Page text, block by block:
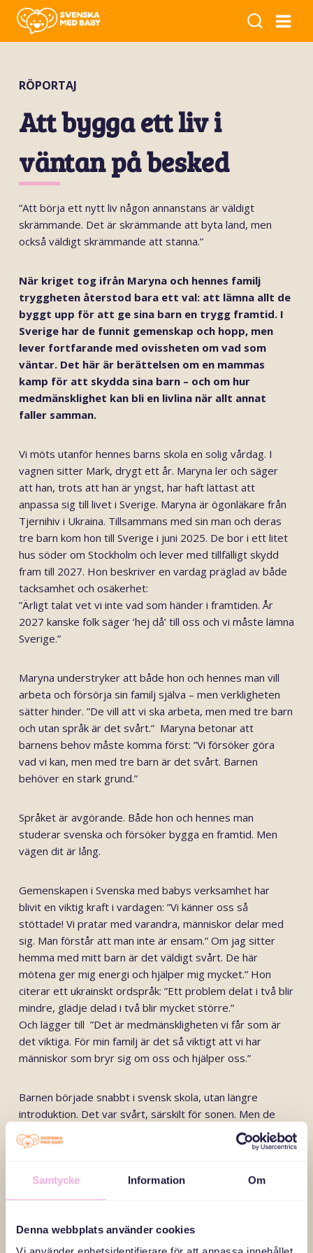
Samtycke Information Om
Denna webbplats använder cookies
RÖPORTAJ
Att bygga ett liv i
väntan på besked
”Att börja ett nytt liv någon annanstans är väldigt
skrämmande. Det är skrämmande att byta land, men
också väldigt skrämmande att stanna.”
När kriget tog ifrån Maryna och hennes familj
tryggheten återstod bara ett val: att lämna allt de
byggt upp för att ge sina barn en trygg framtid. I
Sverige har de funnit gemenskap och hopp, men
lever fortfarande med ovissheten om vad som
väntar. Det här är berättelsen om en mammas
kamp för att skydda sina barn – och om hur
medmänsklighet kan bli en livlina när allt annat
faller samman.
Vi möts utanför hennes barns skola en solig vårdag. I
vagnen sitter Mark, drygt ett år. Maryna ler och säger
att han, trots att han är yngst, har haft lättast att
anpassa sig till livet i Sverige. Maryna är ögonläkare från
Tjernihiv i Ukraina. Tillsammans med sin man och deras
tre barn kom hon till Sverige i juni 2025. De bor i ett litet
hus söder om Stockholm och lever med tillfälligt skydd
fram till 2027. Hon beskriver en vardag präglad av både
tacksamhet och osäkerhet:
”Ärligt talat vet vi inte vad som händer i framtiden. År
2027 kanske folk säger ’hej då’ till oss och vi måste lämna
Sverige.”
Maryna understryker att både hon och hennes man vill
arbeta och försörja sin familj själva – men verkligheten
sätter hinder. ”De vill att vi ska arbeta, men med tre barn
och utan språk är det svårt.” Maryna betonar att
barnens behov måste komma först: ”Vi försöker göra
vad vi kan, men med tre barn är det svårt. Barnen
behöver en stark grund.”
Språket är avgörande. Både hon och hennes man
studerar svenska och försöker bygga en framtid. Men
vägen dit är lång.
Gemenskapen i Svenska med babys verksamhet har
blivit en viktig kraft i vardagen: ”Vi känner oss så
stöttade! Vi pratar med varandra, människor delar med
sig. Man förstår att man inte är ensam.” Om jag sitter
hemma med mitt barn är det väldigt svårt. De här
mötena ger mig energi och hjälper mig mycket.” Hon
citerar ett ukrainskt ordspråk: ”Ett problem delat i två blir
mindre, glädje delad i två blir mycket större.”
Och lägger till ”Det är medmänskligheten vi får som är
det viktiga. För min familj är det så viktigt att vi har
människor som bryr sig om oss och hjälper oss.”
Barnen började snabbt i svensk skola, utan längre
introduktion. Det var svårt, särskilt för sonen. Men de
fann andra sätt att kommunicera. I dag talar de svenska
och trivs i Sverige. Samtidigt bär de med sig krigets
drönare, bomber och larm – och de vill inte leva så.
en total chock. Familjen splittrades tillfälligt när dottern